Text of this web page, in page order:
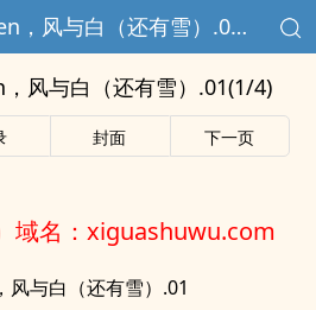
【大世界】附shen，风与白（还有雪）.01(1/4)
，风与白（还有雪）.01(1/4)
封面 下一页
域名：xiguashuwu.com
风与白（还有雪）.01